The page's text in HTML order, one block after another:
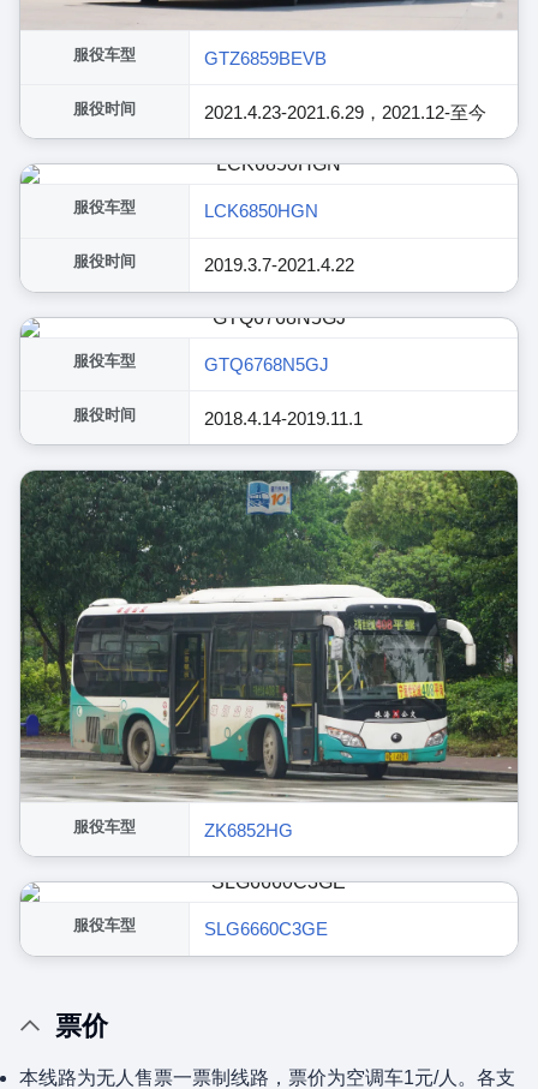
服役车型 GTZ6859BEVB
服役时间 2021.4.23-2021.6.29，2021.12-至今
服役车型 LCK6850HGN
服役时间 2019.3.7-2021.4.22
服役车型 GTQ6768N5GJ
服役时间 2018.4.14-2019.11.1
服役车型 ZK6852HG
服役车型 SLG6660C3GE
票价
本线路为无人售票一票制线路，票价为空调车1元/人。各支